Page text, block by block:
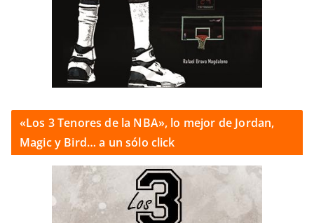
«Los 3 Tenores de la NBA», lo mejor de Jordan,
Magic y Bird… a un sólo click